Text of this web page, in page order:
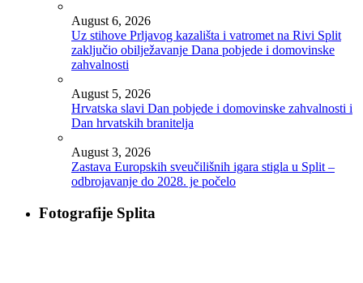
August 6, 2026
Uz stihove Prljavog kazališta i vatromet na Rivi Split
zaključio obilježavanje Dana pobjede i domovinske
zahvalnosti
August 5, 2026
Hrvatska slavi Dan pobjede i domovinske zahvalnosti i
Dan hrvatskih branitelja
August 3, 2026
Zastava Europskih sveučilišnih igara stigla u Split –
odbrojavanje do 2028. je počelo
Fotografije Splita